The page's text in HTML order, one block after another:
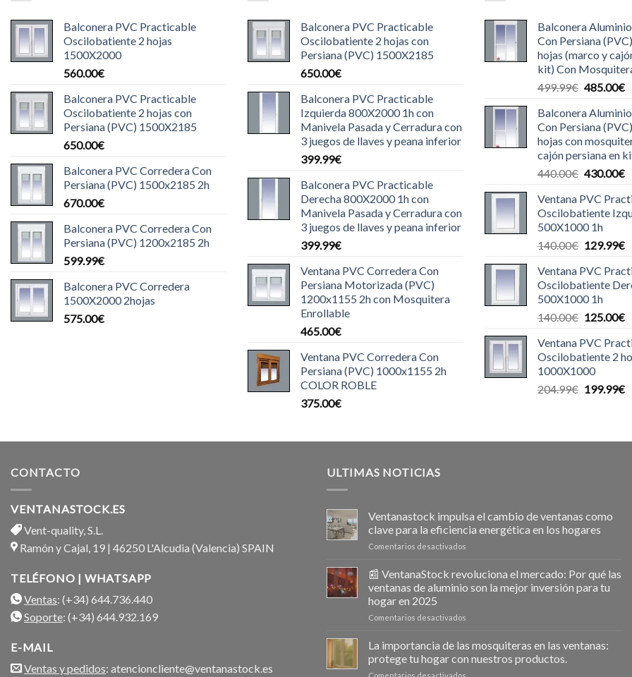
Balconera PVC Practicable
Oscilobatiente 2 hojas
1500X2000
560.00€
Balconera PVC Practicable
Oscilobatiente 2 hojas con
Persiana (PVC) 1500X2185
650.00€
Balconera PVC Corredera Con
Persiana (PVC) 1500x2185 2h
670.00€
Balconera PVC Corredera Con
Persiana (PVC) 1200x2185 2h
599.99€
Balconera PVC Corredera
1500X2000 2hojas
575.00€
Balconera PVC Practicable
Oscilobatiente 2 hojas con
Persiana (PVC) 1500X2185
650.00€
Balconera PVC Practicable
Izquierda 800X2000 1h con
Manivela Pasada y Cerradura con
3 juegos de llaves y peana inferior
399.99€
Balconera PVC Practicable
Derecha 800X2000 1h con
Manivela Pasada y Cerradura con
3 juegos de llaves y peana inferior
399.99€
Ventana PVC Corredera Con
Persiana Motorizada (PVC)
1200x1155 2h con Mosquitera
Enrollable
465.00€
Ventana PVC Corredera Con
Persiana (PVC) 1000x1155 2h
COLOR ROBLE
375.00€
Balconera
Con Persiana
hojas (marco y
kit) Con
499.99€ El
original
era:
499.99€.
485.00€
Balconera
Con Persiana
hojas con
cajón persiana en
440.00€ El
original
era:
440.00€.
430.00€
Ventana PVC
Oscilobatiente
500X1000 1h
140.00€ El
original
era:
140.00€.
129.99€
Ventana PVC
Oscilobatiente
500X1000 1h
140.00€ El
original
era:
140.00€.
125.00€
Ventana PVC
Oscilobatiente 2
1000X1000
204.99€ El
199.99€
CONTACTO
VENTANASTOCK.ES
Vent-quality, S.L.
Ramón y Cajal, 19 | 46250 L'Alcudia (Valencia) SPAIN
TELÉFONO | WHATSAPP
Ventas: (+34) 644.736.440
Soporte: (+34) 644.932.169
E-MAIL
Ventas y pedidos: atencioncliente@ventanastock.es
ULTIMAS NOTICIAS
Ventanastock impulsa el cambio de ventanas como
clave para la eficiencia energética en los hogares
Comentarios desactivados
impulsa
el
cambio
la
📰 VentanaStock revoluciona el mercado: Por qué las
ventanas de aluminio son la mejor inversión para tu
hogar en 2025
Comentarios desactivados
VentanaStock
revoluciona
el
La importancia de las mosquiteras en las ventanas:
protege tu hogar con nuestros productos.